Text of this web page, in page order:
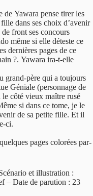
de Yawara pense tirer les
dans ses choix d’avenir
front ses concours
même si elle déteste ce
dernières pages de ce
?. Yawara ira-t-elle
grand-père qui a toujours
Géniale (personnage de
côté vieux maître rusé
si dans ce tome, je le
de sa petite fille. Et il
ci.
pages colorées par-
et illustration :
– Date de parution : 23